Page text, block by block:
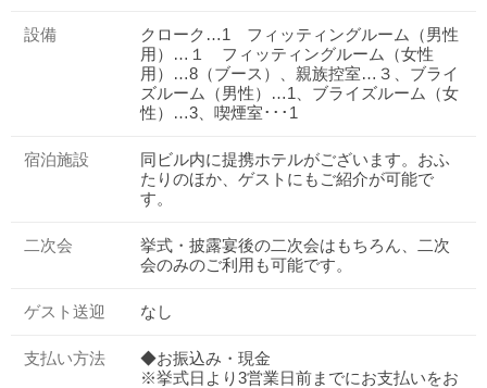
おトクな特典つきフェア
8/9 残◯
【来館特典①】ギフト最大3万円分贈呈
設備
クローク…1 フィッティングルーム（男性
用）…１ フィッティングルーム（女性
用）…8（ブース）、親族控室…３、ブライ
ズルーム（男性）…1、ブライズルーム（女
性）…3、喫煙室･･･1
宿泊施設
同ビル内に提携ホテルがございます。おふ
たりのほか、ゲストにもご紹介が可能で
す。
二次会
挙式・披露宴後の二次会はもちろん、二次
会のみのご利用も可能です。
ゲスト送迎 なし
支払い方法
◆お振込み・現金
※挙式日より3営業日前までにお支払いをお